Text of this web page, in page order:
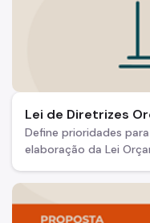
Lei de Diretrizes
Define prioridades
elaboração da Lei